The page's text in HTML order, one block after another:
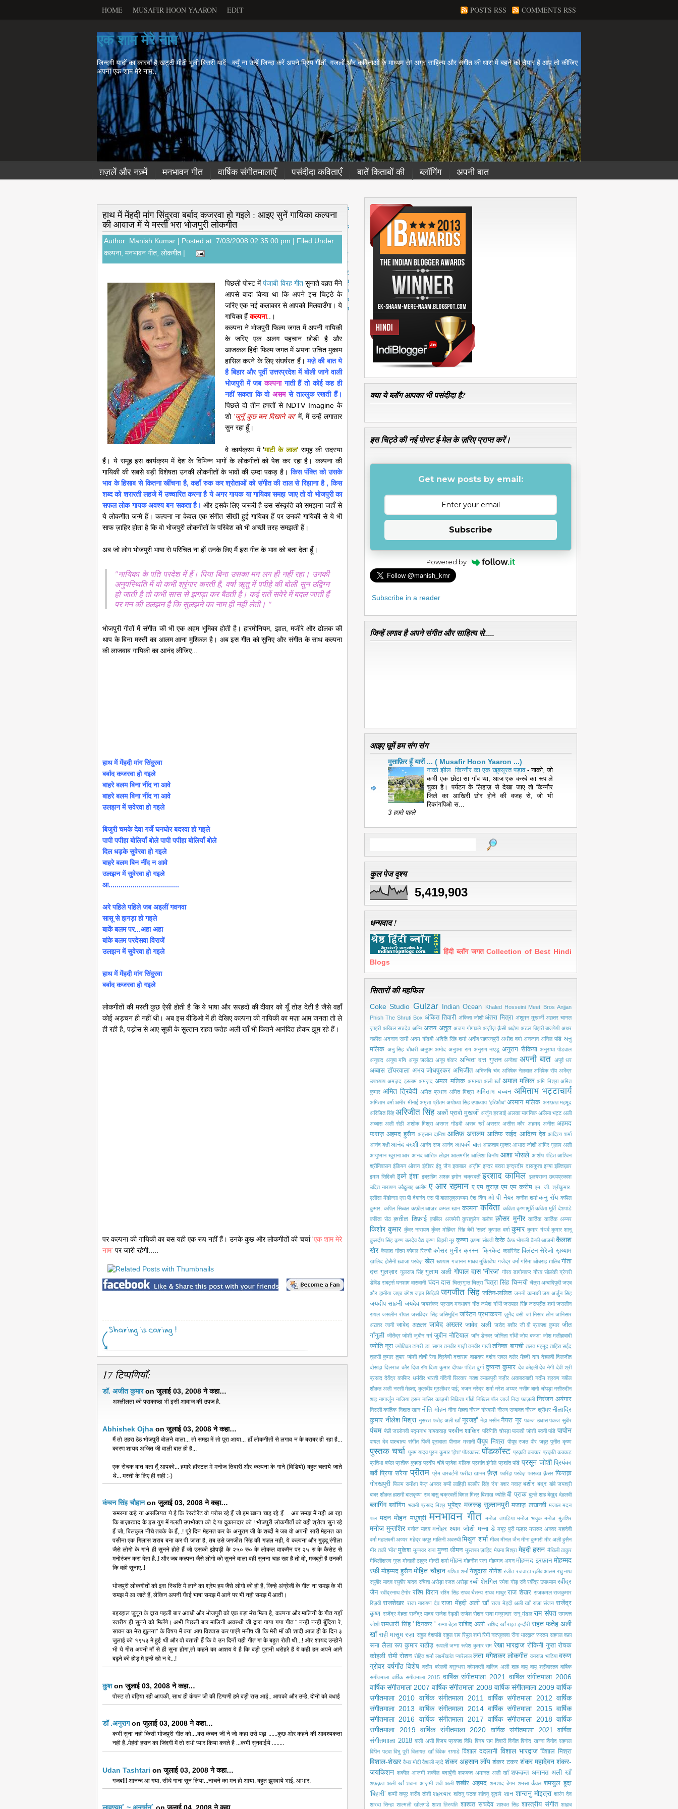
HOME MUSAFIR HOON YAARON EDIT POSTS RSS COMMENTS RSS
एक शाम मेरे नाम
जिन्दगी यादों का कारवाँ है.खट्टी मीठी भूली बिसरी यादें...क्यूँ ना उन्हें जिन्दा करें अपने प्रिय गीतों, गजलों और कविताओं के माध्यम से! अगर साहित्य और संगीत की धारा में बहने को तैयार हैं आप तो कीजिए
अपनी एक शाम मेरे नाम..
ग़ज़लें और नज़्में मनभावन गीत वार्षिक संगीतमालाएँ पसंदीदा कविताएँ बातें किताबों की ब्लॉगिंग अपनी बात
हाथ में मेंहदी मांग सिंदुरवा बर्बाद कजरवा हो गइले : आइए सुनें गायिका कल्पना
की आवाज में ये मस्ती भरा भोजपुरी लोकगीत
Author: Manish Kumar | Posted at: 7/03/2008 02:35:00 pm | Filed Under:
कल्पना, मनभावन गीत, लोकगीत |
पिछली पोस्ट मेंपंजाबी विरह गीत सुनाते वक़्त मैंने
आपसे वादा किया था कि अपने इस चिट्ठे के
जरिए एक नई कलाकार से आपको मिलवाउँगा। ये
गायिका हैंकल्पना..।
कल्पना ने भोजपुरी फिल्म जगत में अपनी गायिकी
के जरिए एक अलग पहचान छोड़ी है और
आजकल हिंदी फिल्म जगत में अपना उचित मुकाम
हासिल करने के लिए संघर्षरत हैं।मज़े की बात ये
है बिहार और पूर्वी उत्तरप्रदेश में बोली जाने वाली
भोजपुरी में जबकल्पनागाती हैं तो कोई कह ही
नहीं सकता कि वो असमसे ताल्लुक रखती हैं।
पिछले दो तीन हफ्तों से NDTV Imagine के
शो 'जुनूँ कुछ कर दिखाने का'में, मैं उन्हें लगातार
सुन रहा हूँ।
वे कार्यक्रम में 'माटी के लाल'समूह की सदस्या
हैं। ये समूह इस कार्यक्रम में देश के विभिन्न भागों के लोकगीतों को पेश कर रहा है। कल्पना की
गायिकी की सबसे बड़ी विशेषता उनकी लोकगीतों के भावों की उम्दा पकड़ है।किस पंक्ति को उसके
भाव के हिसाब से कितना खींचना है, कहाँ रुक कर श्रोताओं को संगीत की ताल से रिझाना है , किस
शब्द को शरारती लहजे में उच्चारित करना है ये अगर गायक या गायिका समझ जाए तो वो भोजपुरी का
सफल लोक गायक अवश्य बन सकता है। और इसके लिए जरूरी है उस संस्कृति को समझना जहाँ से
ये लोकगीत जन्मे हैं। कल्पना ना केवल एक संगीत सीखी हुई गायिका हैं पर उनकी गायिकी से ये भी
साफ ज़ाहिर होता है कि वो भोजपुरी लोकगीतों के परिवेश को भी अच्छी तरह समझती हैं।
अब जो लोग भोजपुरी भाषा से परिचित ना हों उनके लिए मैं इस गीत के भाव को बता देता हूँ।
"नायिका के पति परदेश में हैं। पिया बिना उसका मन लग ही नहीं रहा। उनकी
अनुपस्थिति में वो कभी श्रृंगार करती है, वर्षा ॠतु में पपीहे की बोली सुन उद्विग्न
हो जाती है तो कभी सास से झगड़ा कर बैठती है। कई रातें सवेरे में बदल जाती हैं
पर मन की उलझन है कि सुलझने का नाम ही नहीं लेती। "
भोजपुरी गीतों में संगीत की भी एक अहम भूमिका होती है। हारमोनियम, झाल, मजीरे और ढोलक की
थाप के बिना मस्ती का आलम आना मुश्किल है। अब इस गीत को सुनिए और संगीत के साथ कल्पना
की लाजवाब गायिकी का आनंद लीजिए...
हाथ में मेंहदी मांग सिंदुरवा
बर्बाद कजरवा हो गइले
बाहरे बलम बिना नींद ना आवे
बाहरे बलम बिना नींद ना आवे
उलझन में सवेरवा हो गइले
बिजुरी चमके देवा गर्जे घनघोर बदरवा हो गइले
पापी पपीहा बोलियाँ बोले पापी पपीहा बोलियाँ बोले
दिल धड़के सुवेरवा हो गइले
बाहरे बलम बिन नींद न आवे
उलझन में सुवेरवा हो गइले
आ...................................
अरे पहिले पहिले जब अइलीं गवनवा
सासू से झगड़ा हो गइले
बाकें बलम पर...अहा अहा
बांके बलम परदेसवा विराजें
उलझन में सुवेरवा हो गइले
हाथ में मेंहदी मांग सिंदुरवा
बर्बाद कजरवा हो गइले
लोकगीतों की मस्ती कुछ ऐसी होती है कि ये भाषा और सरहदों की दीवार को यूँ तोड देती है जैसे वहाँ
कोई अड़चन ही नहीं थी। अब इस वीडिओ में ही देखिए कल्पना की गायिकी का मज़ा आम जनता तो ले
ही रही है, पड़ोस से आए सूफी के सुल्तान राहत फतेह अली खाँ भी कितने आनंदित होकर झूम रहे हैं।
पर कल्पना की गायिकी का बस यही एक रूप नहीं हैं। उनके कुछ और लोकगीतों की चर्चा 'एक शाम मेरे
नाम' पर जारी रहेगी.....
17 टिप्पणियाँ:
डॉ. अजीत कुमारon जुलाई 03, 2008 ने कहा…
अश्लीलता की पराकाष्ठा भी इसी आवाज की उपज है.
Abhishek Ojha on जुलाई 03, 2008 ने कहा…
मैं तो ठहरा ठेठ भोजपुरी बोलने वाला... तो समझ में तो पूरा आया... हाँ लोकगीतों से लगाव न के बराबर ही रहा है...
कारण शायद अजित जी वाली बात ही है...
एक रोचक बात बता दूँ आपको... हमारे हॉस्टल में मनोज तिवारी और कल्पना के गाने (विडियो) बहुत चलाये जाते
थे... मस्ती के लिए ही सही :-)
कंचन सिंह चौहानon जुलाई 03, 2008 ने कहा…
समस्या कहे या असलियत ये है कि रेस्टोरेंट वो परोस रहे हैं जो हम खाना चाह रहे हैं.... अब समझ में नही आ रहा
कि बाज़ारवाद के इस युग में गलती उपभोक्ता को दे या दुकानदार को ! भोजपुरी लोकगीतों को वही श्रोता सुन रहे
हैं जो, बिलकुल नीचे तबके के हैं,..! पूरे दिन मेहनत कर के अनुराग जी के शब्दों मे जब वो अपनी सारी मेहनत का
पसीना एक गिलास शराब बना कर पी जाता है, तब उसे जगजीत सिंह की गज़ल नही, ये कल्पना और गुड्दू रंगीला
जैसे लोगो के गाने ही सुनने होते हैं जो उसकी झोपड़ी के २५० रु० के लोकल वाकमैन पर २५ रु के कैसेट से
मनोरंजन करा देता है..! और जब कल्पना जैसे लोगो को सुनने वाला वही सुनना चाह रहा है तो वो, मजबूरी है उनकी
कि वही सुनाए..!
भोजपुरी लोकगीतों को इस स्थिति में लाने का श्रेय हम जैसे लोगो को ही है, जिन्हे अंग्रेजी के गीत ना समझ के भी
समझ में आ जाते हैं, लेकिन अपनी गँवई भाषा समझ में आने पर भी नही समझ में आती।
बहरहाल जुनून के द्वारा पहली बार अवधी और भोजपुरी को एक बड़ा मंच मिला है, कल्पना और मालिनी के गीत यहाँ
स्तरीय ही सुनने को मिलेंगे। अभी पिछली बार मालिनी अवस्थी जी द्वारा गाया गया गीत " नन्ही नन्ही बुँदिया रे,
सावन का मेरा झूलना" के विषय में क्या आप विश्वास कर पाएंगे मनीष जी कि मेरी माँ की शादी आज ही के दिन ३
जुलाई को १९५३ मे हुई थी और वो बताती हैं कि वे उन दिनों यही गीत गा के बहुत रोती थी...! और शायद उन्होने
भी ये गीत अपनी माँ से ही सुना होगा,तो कहने का आशय ये है कि बड़ी पुरानी धरोहरे हैं ये कही हम अपने आगे
बढ़ने की होड़ मे इन्हें खो न दे...!
कुशon जुलाई 03, 2008 ने कहा…
पोस्ट तो बढ़िया रही आपकी, साथ ही कंचन जी की टिप्पणी हमे बड़ी रास आई.. आपको और उन्हे, दोनो को बधाई
डॉ .अनुरागon जुलाई 03, 2008 ने कहा…
कभी सुना नही किसी भोजपुरी गीत को....बस कंचन जी ने जो कहा उसे पढ़ा ......कुछ ओर कहने की आवश्यकता
नही है..मेहंदी हसन का जिंदगी में तो सभी प्यार किया करते है ...कभी सुनवाईये ........
Udan Tashtari on जुलाई 03, 2008 ने कहा…
गजब!!! आनन्द आ गया. सीधे गाना सुन लिया...नाचने का मन हो आया. बहुत झुमवाये भाई. आभार.
नई
स्ट
नी
पो
स्ट
मु
ख्य
पृ
ष्ठ
क्या ये ब्लॉग आपका भी पसंदीदा है?
इस चिट्ठे की नई पोस्ट ई-मेल के ज़रिए प्राप्त करें।
Get new posts by email:
Subscribe
Powered by
Subscribe in a reader
जिन्हें लगाव है अपने संगीत और साहित्य से.....
आइए घूमें हम संग संग
मुसाफ़िर हूँ यारों ... ( Musafir Hoon Yaaron ...)
नाको झील: किन्नौर का एक खूबसूरत पड़ाव-नाको, जो
कभी एक छोटा सा गाँव था, आज एक कस्बे का रूप ले
चुका है। पर्यटन के लिहाज़ से देखा जाए तो किन्नौर
जिले का आखिरी छोर होने की वजह से, जो भी
रिकांगपिओ स...
3 हफ़्ते पहले
कुल पेज दृश्य
5,419,903
धन्यवाद !
हिंदी ब्लॉग जगत Collection of Best Hindi
Blogs
सितारों की महफिल
Coke Studio Gulzar Indian Ocean Khaled Hosseini Meet Bros Anjjan
Phish The Shruti Box अंकित तिवारी अंकिता जोशी अंतरा मित्रा अंशुमन मुखर्जी अख़्तर चानल
ज़ाहरी अखिल सचदेव अग्नि अजय अतुल अजय गोगावले अज़ीज़ क़ैसी अज्ञेय अटल बिहारी बाजपेयी अथर
नफ़ीस अदनान सामी अदम गोंडवी अदिति सिंह शर्मा अदीब सहारनपुरी अधीश वर्मा अनजान अनिल पांडे अनु
मलिक अनु सिंह चौधरी अनुपम अमोद अनुपमा राग अनुराग नाएडू अनुराग सैकिया अनुराधा पोडवाल
अनुवाद अनुषा मणि अनूप जलोटा अनूप शंकर अन्विता दत्त गुप्तन अन्वेशा अपनी बात अपूर्व धर
अब्बास टॉयरवाला अभय जोधपुरकर अभिजीत अभिरुचि चंद अभिषेक नेलवाल अभिषेक रॉय अभेंद्र
उपाध्याय अमज़द इस्लाम अमज़द अमल मलिक अमानत अली खाँ अमाल मलिक अमि मिश्रा अमित
कुमार अमित त्रिवेदी अमित प्रधान अमित मिश्रा अमिताभ बच्चन अमिताभ भट्टाचार्य
अमिताभ वर्मा अमीर मीनाई अमृता प्रीतम अयोध्या सिंह उपाध्याय 'हरिऔध' अरमान मलिक अराफ़ात महमूद
अरिजित सिंह अरिजीत सिंह अर्को प्रावो मुखर्जी अर्जुन हरजाई अलका यागनिक अलिया भट्ट अली
अब्बास अली सेठी अशोक मिश्रा असग़र गोंडवी असद खाँ असरार असीस कौर अहमद अनीस अहमद
फ़राज़ अहमद हुसैन अहसान दानिश आतिफ़ असलम आतिफ़ सईद आदित्य देव आदित्य शर्मा
आनंद बक्षी आनंद बख्शी आनंद राज आनंद आपकी बात आफ़ताब मुज़्तर आभास जोशी आमिर गुलाम अली
आयुष्मान खुराना आर आनंद आरिफ़ लोहार आलमगीर आलिशा चिनॉय आशा भोसले आशीष पंडित आश्विन
श्रीनिवासन इंडियन ओशन इंदीवर इंदु जैन इकबाल अज़ीम इन्दर बावरा इन्द्रदीप दासगुप्ता इन्या इफ़्तिख़ार
इमाम सिद्दिकी इब्ने इंशा इब्राहिम अश्क़ इमोन चक्रवर्ती इरशाद कामिल इलयराजा उदयप्रकाश
उदित नारायण उबैद्दुलाह अलीम ए आर रहमान ए एम तुराज़ एम एम करीम एम. जी. श्रीकुमार.
एलीसा मेंडोन्सा एस पी देवानंद एस पी बालासुब्रमण्यम ऐश किंग ओ पी नैयर कनीश शर्मा कनु रॉय कपिल
कुमार. कपिल सिब्बल कफ़ील आज़र कमल खान कल्पना कविता कविता कृष्णामूर्ति कविता मूर्ति देशपांडे
कविता सेठ क़तील शिफ़ाई क़ाबिल अजमेरी क़ुरातुलेन बलोच क़ौसर मुनीर कार्तिक कार्तिक अय्यर
किशोर कुमार कुँवर नारायण कुँवर मोहिंदर सिंह बेदी 'सहर' कुणाल वर्मा कुमार कुमार गंधर्व कुमार शानू
कुलदीप सिंह कृष्ण बलदेव वैद्य कृष्ण बिहारी नूर कृष्णा कृष्णा सोबती केके कैफ़ भोपाली कैफ़ी आजमी कैलाश
खेर कैलाश गौतम कोमल रिज़वी कौसर मुनीर क्रस्ना क्रिकेट क्लारिनेट क्लिंटन सेरेजो ख़य्याम
ख़ालिद होसैनी ख़्वाजा परवेज़ खेल ख्ययाम गजानन माधव मुक्तिबोध गजेंद्र वर्मा गरिमा ओबराह ग़ालिब गीता
दत्त गुलज़ार गुलराज सिंह गुलाम अली गोपाल दास 'नीरज' गौरव डागोनकर गौरव सोलंकी ग्रेगरी
डेविड राबर्ट्स घनशाम वासवानी चंदन दास चित्रगुप्त चित्रा चित्रा सिंह चिन्मयी चैत्रा अम्बादिपुदी जएब
और हानीया जएब बंगेश जक़ा सिद्दिकी जगजीत सिंह जतिन-ललित जननी कामाक्षी जय अर्जुन सिंह
जयदीप साहनी जयदेव जयशंकर प्रसाद मनभावन गीत जयेश गाँधी जसपाल सिंह जसप्रीत शर्मा जसलीन
रायल जसलीन रॉयल जसविंदर सिंह जसिमुद्दिन जस्टिन प्रभाकरन ज़ुनैद वसी जां निसार लोन जानिसार
अख़्तर जानी जावेद अख़्तर जावेद अख्तर जावेद अली जावेद बशीर जी वी प्रकाश कुमार जीत
गाँगुली जीतेंद्र जोशी जुबीन गर्ग जुबीन नौटियाल जॉन डेनवर जोनिता गाँधी जोय बरुआ जोश मलीहाबादी
ज्योति नूरा ज्योतिका टांगरी डा. सागर तनवीर गाज़ी तनवीर गाजी तनिष्क बागची तलत महमूद ताहिरा सईद
तुलसी कुमार तुषार जोशी तोची रैना त्रिवेणी दत्ताराम वाडकर दर्शन रावल दलेर मेंहदी दाग़ देहलवी दिलजीत
दोसांझ दिलराज कौर दिवा रॉय दिव्य कुमार दीपक पंडित दुर्गा दुष्यन्त कुमार देव कोहली देव नेगी देवी श्री
प्रसाद देवेंद्र काफिर धर्मवीर भारती नंदिनी सिरकर नक़्श ल्यालपुरी नज़ीर अकबराबादी नदीम श्रवण नबील
शौक़त अली नरसी मेहता; कुलदीप मुरलीधर पाई; भजन नरेंद्र शर्मा नरेश अय्यर नसीम बानो चोपड़ा नसीरुद्दीन
शाह नागार्जुन नाजिया हसन नासिर काज़मी निकिता गाँधी निखिल पॉल जार्ज निदा फ़ाज़ली निरंजन अयंगार
निराली कार्तिक निशात खान नीति मोहन नीना मेहता नीरज गोस्वामी नीरज राजावत नीरज श्रीधर नीलाद्रि
कुमार नीलेश मिश्रा नुसरत फतेह अली खाँ नूरजहाँ नेहा भसीन नैयरा नूर पंकज उधास पंकज सुबीर
पंचम पंछी जालोनवी पद्मनाभ गायकवाड़ परवीन शाकिर परिणिति चोपड़ा पल्लवी जोशी पवनी पांडे पापोन
पायल देव पाश्चात्य संगीत पिंकी पूनावाला पीनाज मसानी पीयूष मिश्रा पीयूष रजत पीर ज़हूर पुनीत कृष्ण
पुस्तक चर्चा पूनम यादव पूरन कुमार 'होश' पॉडकास्ट पॉडकॉस्ट प्रकृति कक्कर प्रकृति कक्कड़
प्रतिभा बघेल प्रतीक कुहाड़ प्रदीप चौबे प्रवेश मलिक प्रशांत इंगोले प्रशांत पांडे प्रसून जोशी प्रियंका
बार्वे प्रिया सरैया प्रीतम प्रेम वारबर्टनी फरीदा खानम फ़ैज़ फारिहा परवेज़ फारूख क़ैसर फिराक़
गोरखपुरी फिल्म समीक्षा फैज़ अनवर बप्पी लाहिड़ी बलबीर सिंह 'रंग' बशर नवाज़ बशीर बद्र बांबे जयश्री
बाबर शौक़त हाशमी बालकृष्ण राव बासु चक्रवर्ती बिमल मित्र बिशाख ज्योति बी प्राक बुल्ले शाह बेख़ुद देहलवी
ब्लागिंग ब्लॉगिंग भवानी प्रसाद मिश्र भूपेंद्र मजरूह सुल्तानपुरी मजाज़ लखनवी मजाल मदन
पाल मदन मोहन मधुश्री मनभावन गीत मनोज तापड़िया मनोज भावुक मनोज मुंतशिर
मनोज मुन्तशिर मनोज यादव मनोहर श्याम जोशी मन्ना डे मयूर पुरी मल्हार मसरूर अनवर महादेवी
वर्मा महालक्ष्मी अय्यर महेंद्र कपूर मालिनी अवस्थी मिथुन शर्मा मीका मीनल जैन मीना कुमारी मीर अली हुसैन
मीर तकी 'मीर' मुकेश मुन्नवर राना मुन्ना धीमन मुस्तफा ज़ाहिद मेघना मिश्रा मेहदी हसन मैथिली ठाकुर
मैथिलीशरण गुप्त मोनाली ठाकुर मोन्टी शर्मा मोहन मोहनीश रज़ा मोहम्मद अमन मोहम्मद इरफ़ान मोहम्मद
रफ़ी मोहम्मद हुसैन मोहित चौहान यशिता शर्मा येशुदास योगेश रंजीत रजवाड़ा रक़ीब आलम रघु नाथ
रघुबीर यादव रघुवीर यादव रचिता अरोड़ा रजत अरोड़ा रब्बी शेरगिल रमेश गौड़ रवि रवींद्र उपाध्याय रवींद्र
जैन रवींद्रनाथ टैगोर रश्मि विराग रश्मि सिंह राघव चैतन्य राघव माथुर राज शेखर राजकमल राजकुमार
रिज़वी राजशेखर राजा नारायण देव राजा मेंहदी अली खाँ राजा मेहदी अली खाँ राजा संजय राजेंद्र
कृष्ण राजेंद्र मेहता राजेंद्र यादव राजेश रेड्डी राजेश रोशन राणा मजूमदार रानू मंडल राम संपत रामदत्त
जोशी रामधारी सिंह ' दिनकर ' राम्या बेहरा राशिद अली राशिद खाँ राहत इन्दौरी राहत फतेह अली
खाँ राही मासूम रज़ा राहुल देशपांडे राहुल राम रिपुल शर्मा रिमी नात्सुकावा रीना भारद्वाज रुस्तम सहगल वफ़ा
रूना लैला रूप कुमार राठौड़ रूपाली जग्गा रूपेश कुमार राम रेखा भारद्वाज रोंकिनी गुप्ता रोचक
कोहली रोमी रोशन रोहित शर्मा लक्ष्मीकांत प्यारेलाल लता मंगेशकर लोकगीत वनराज भाटिया वरुण
ग्रोवर वर्षगाँठ विशेष वसीम बरेलवी वसुन्धरा कोमकली वाज़िद अली शाह वायु वायु श्रीवास्तव वार्षिक
संगीतमाला वार्षिक संगीतमाला 2015 वार्षिक संगीतमाला 2021
वार्षिक संगीतमाला 2006
वार्षिक संगीतमाला 2007 वार्षिक संगीतमाला 2008 वार्षिक संगीतमाला 2009 वार्षिक
संगीतमाला 2010 वार्षिक संगीतमाला 2011 वार्षिक संगीतमाला 2012 वार्षिक
संगीतमाला 2013
वार्षिक संगीतमाला 2014 वार्षिक संगीतमाला 2015 वार्षिक
संगीतमाला 2016
वार्षिक संगीतमाला 2017 वार्षिक संगीतमाला 2018 वार्षिक
संगीतमाला 2019
वार्षिक संगीतमाला 2020 वार्षिक संगीतमाला 2021
वार्षिक
संगीतमााला 2018 वाली असी विजय प्रकाश विधि विनय राम तिवारी विनीत विनोद खन्ना विनोद सहगल
विपिन पटवा विभु पुरी विलायत खाँ विवेक राणाडे विशाल ददलानी विशाल भारद्वाज विशाल मिश्रा
विशाल-शेखर वैभव मोदी वैशाली म्हादे शंकर अहसान लॉय शंकर टकर शंकर महादेवन शंकर-
जयकिशन शकील आज़मी शकील बदायुँनी शफकत अमानत अली खाँ शफक़त अमानत अली खाँ
शफ़क़त अली खाँ शबाना आज़मी शबी अली शब्बीर अहमद शमशाद बेगम शमसा कँवल शमसुल हूदा
'बिहारी' शम्मी कपूर शरीब तोशी शहरयार शांतनु घटक शांतनु सुदामे शान शान्तनु मोइत्रा शारंग देव
शारदा सिन्हा शाल्मली खोलगडे शाशा तिरुपति शाश्वत सचदेव शाश्वत सिंह शास्त्रीय संगीत शाहाब